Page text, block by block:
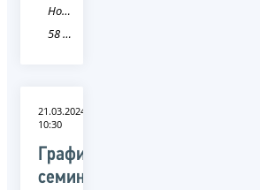
Новость
58 Пензенская область
21.03.2024
10:30
График
семинаров